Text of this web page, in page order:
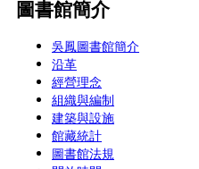
圖書館簡介
吳鳳圖書館簡介
沿革
經營理念
組織與編制
建築與設施
館藏統計
圖書館法規